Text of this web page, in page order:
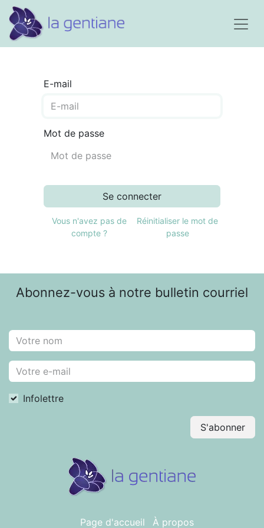
E-mail
Mot de passe
Se connecter
Vous n'avez pas de
compte ?
Réinitialiser le mot de
passe
Abonnez-vous à notre bulletin courriel
Infolettre
S'abonner
Page d'accueil À propos